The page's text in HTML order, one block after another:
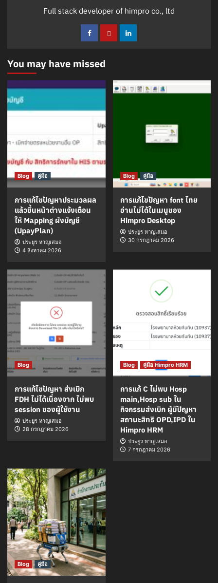
Full stack developer of himpro co., ltd
You may have missed
Blog คู่มือ
การแก้ไขปัญหาประมวลผล
แล้วขึ้นหน้าต่างแจ้งเตือน
ให้ Mapping ผังบัญชี
(UpayPlan)
ประยูร หาญเสมอ
4 สิงหาคม 2026
Blog คู่มือ
การแก้ไขปัญหา font ไทย
อ่านไม่ได้ในเมนูของ
Himpro Desktop
ประยูร หาญเสมอ
30 กรกฎาคม 2026
Blog
การแก้ไขปัญหา ส่งเบิก
FDH ไม่ได้เนื่องจาก ไม่พบ
session ของผู้ใช้งาน
ประยูร หาญเสมอ
28 กรกฎาคม 2026
Blog คู่มือ Himpro HRM
การแก้ C ไม่พบ Hosp
main,Hosp sub ใน
กิจกรรมส่งเบิก ผู้มีปัญหา
สถานะสิทธิ OPD,IPD ใน
Himpro HRM
ประยูร หาญเสมอ
7 กรกฎาคม 2026
Blog คู่มือ